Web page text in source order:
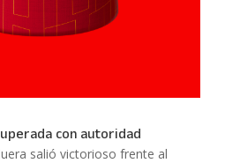
con autoridad
salió victorioso frente al